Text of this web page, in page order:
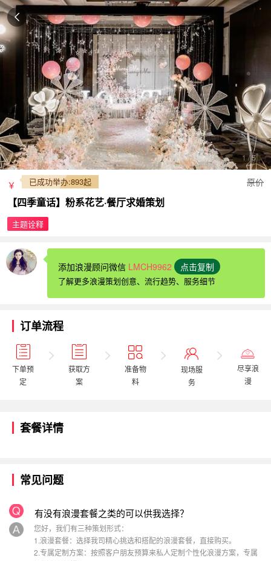
1/5
￥ 已成功举办:893起 原价
【四季童话】粉系花艺·餐厅求婚策划
主题诠释
添加浪漫顾问微信 LMCH9962 点击复制
了解更多浪漫策划创意、流行趋势、服务细节
订单流程
下单预
定
获取方
案
准备物
料
现场服
务
尽享浪
漫
套餐详情
常见问题
有没有浪漫套餐之类的可以供我选择？
您好，我们有三种策划形式：
1.浪漫套餐：选择我司精心挑选和搭配的浪漫套餐，直接购买。
2.专属定制方案：按照客户朋友预算来私人定制个性化浪漫方案，专属